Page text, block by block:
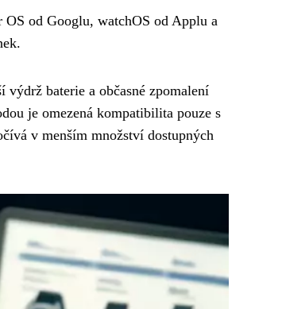
od Googlu, watchOS od Applu a
baterie a občasné zpomalení
je omezená kompatibilita pouze s
v menším množství dostupných